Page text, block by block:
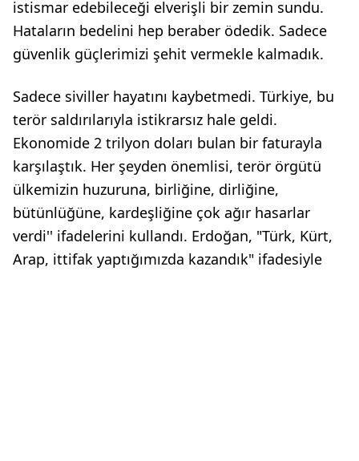
istismar edebileceği elverişli bir zemin sundu.
Hataların bedelini hep beraber ödedik. Sadece
güvenlik güçlerimizi şehit vermekle kalmadık.
Sadece siviller hayatını kaybetmedi. Türkiye, bu
terör saldırılarıyla istikrarsız hale geldi.
Ekonomide 2 trilyon doları bulan bir faturayla
karşılaştık. Her şeyden önemlisi, terör örgütü
ülkemizin huzuruna, birliğine, dirliğine,
bütünlüğüne, kardeşliğine çok ağır hasarlar
verdi'' ifadelerini kullandı. Erdoğan, "Türk, Kürt,
Arap, ittifak yaptığımızda kazandık" ifadesiyle